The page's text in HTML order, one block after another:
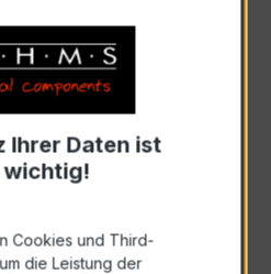
Ihrer Daten ist
wichtig!
Cookies und Third-
die Leistung der